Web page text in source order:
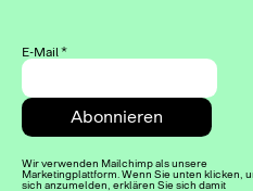
E-Mail*
Wir verwenden Mailchimp als unsere
Marketingplattform. Wenn Sie unten klicken,
sich anzumelden, erklären Sie sich damit